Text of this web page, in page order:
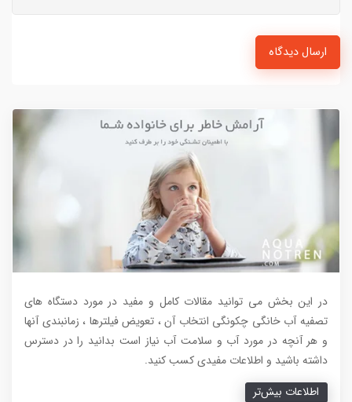
ارسال دیدگاه
در این بخش می توانید مقالات کامل و مفید در مورد دستگاه های
تصفیه آب خانگی چکونگی انتخاب آن ، تعویض فیلترها ، زمانبندی آنها
و هر آنچه در مورد آب و سلامت آب نیاز است بدانید را در دسترس
داشته باشید و اطلاعات مفیدی کسب کنید.
اطلاعات بیش‌تر